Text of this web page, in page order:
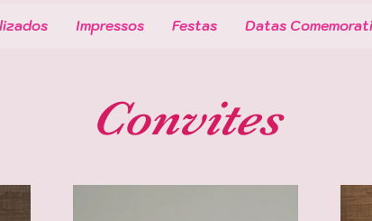
Impressos Festas Datas
Convites